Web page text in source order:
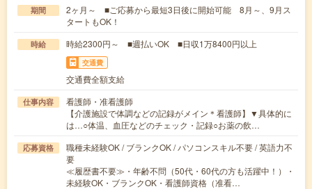
期間
2ヶ月～ ■ご応募から最短3日後に開始可能 8月～、9月ス
タートもOK！
時給 時給2300円～ ■週払いOK ■日収1万8400円以上
交通費
交通費全額支給
仕事内容
看護師・准看護師
【介護施設で体調などの記録がメイン＊看護師】▼具体的に
は…○体温、血圧などのチェック・記録○お薬の飲…
応募資格
職種未経験OK / ブランクOK / パソコンスキル不要 / 英語力不
要
≪履歴書不要≫・年齢不問（50代・60代の方も活躍中！）・
未経験OK・ブランクOK・看護師資格（准看…